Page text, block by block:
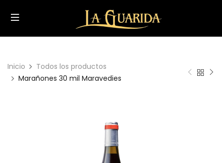
Inicio
Todos los productos
Marañones 30 mil Maravedies